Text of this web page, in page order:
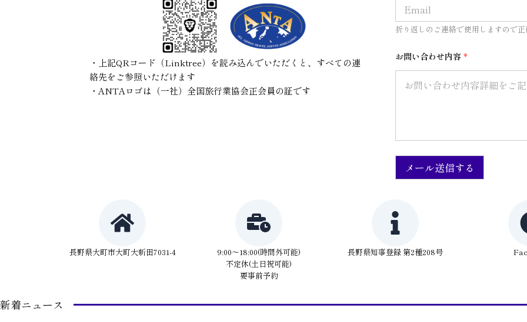
・上記QRコード（Linktree）を読み込んでいただくと、すべての連
絡先をご参照いただけます
・ANTAロゴは（一社）全国旅行業協会正会員の証です
ル
ア
レ
ス
メ
折り返しのご連絡で使用しますので
お問い合わせ内容 *
メール送信する
長野県大町市大町大新田7031-4
9:00〜18:00(時間外可能)
不定休(土日祝可能)
要事前予約
長野県知事登録 第2種208号
新着ニュース